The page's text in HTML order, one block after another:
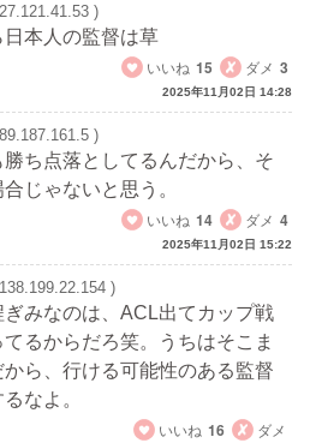
)
本人の監督は草
いいね 15 ダメ 3
2025年11月02日 14:28
)
ち点落としてるんだから、そ
じゃないと思う。
いいね 14 ダメ 4
2025年11月02日 15:22
)
みなのは、ACL出てカップ戦
るからだろ笑。うちはそこま
ら、行ける可能性のある監督
なよ。
いいね 16 ダメ